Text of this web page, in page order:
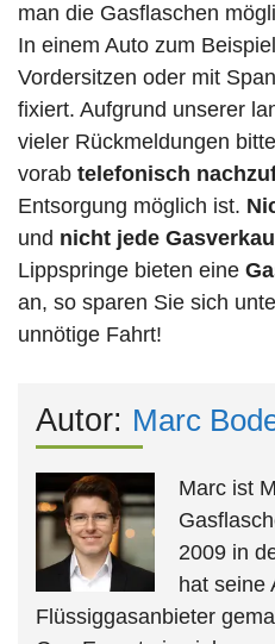
man die Gasflaschen
In einem Auto zum
Vordersitzen oder mit
fixiert. Aufgrund unserer
vieler Rückmeldungen
vorab telefonisch
Entsorgung möglich ist.
und nicht jede
Lippspringe bieten eine
an, so sparen Sie sich
unnötige Fahrt!
Autor: Marc
Marc ist
2009 in
hat seine
Flüssiggasanbieter